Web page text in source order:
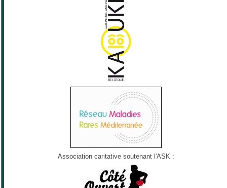
Association caritative soutenant l'ASK :